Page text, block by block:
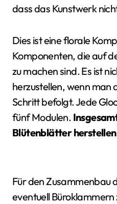
dass das Kunstwerk
Dies ist eine florale
Komponenten, die auf
zu machen sind. Es ist
herzustellen, wenn man
Schritt befolgt. Jede
fünf Modulen.
Blütenblätter
Für den Zusammenbau
eventuell